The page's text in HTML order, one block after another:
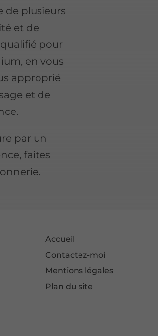
de plusieurs
et de
pour
en vous
approprié
et de
par un
faites
Accueil
Contactez-moi
Mentions légales
Plan du site